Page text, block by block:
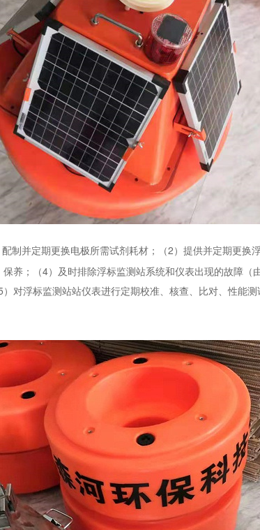
制并定期更换电极所需试剂耗材；（2）提供并定期更换
养；（4）及时排除浮标监测站系统和仪表出现的故障（
对浮标监测站站仪表进行定期校准、核查、比对、性能